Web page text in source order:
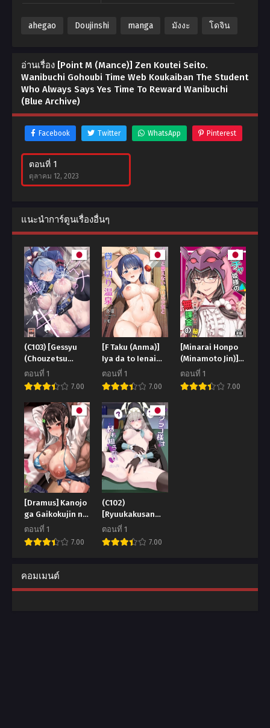
ahegao Doujinshi manga มังงะ โดจิน
อ่านเรื่อง [Point M (Mance)] Zen Koutei Seito.
Wanibuchi Gohoubi Time Web Koukaiban The Student
Who Always Says Yes Time To Reward Wanibuchi
(Blue Archive)
Facebook Twitter WhatsApp Pinterest
ตอนที่ 1
ตุลาคม 12, 2023
แนะนำการ์ตูนเรื่องอื่นๆ
(C103) [Gessyu
(Chouzetsu
Bishoujo mine)]
Gehenna no
Meushi The Cow
of Gehenna (Blue
Archive)
ตอนที่ 1
7.00
[F Taku (Anma)]
Iya da to Ienai
Jimikei Shoujo to
Kashikiri Onsen
ตอนที่ 1
7.00
[Minarai Honpo
(Minamoto Jin)]
Gacha Hime-
sama no Mukakin
[Muri no Nai
ตอนที่ 1
7.00
[Dramus] Kanojo
ga Gaikokujin ni
Netorareru
Manga Ouchi
Fuck Hen
ตอนที่ 1
7.00
(C102)
[Ryuukakusan
Nodoame
(Gokubuto
Mayuge)]
ตอนที่ 1
7.00
คอมเมนต์